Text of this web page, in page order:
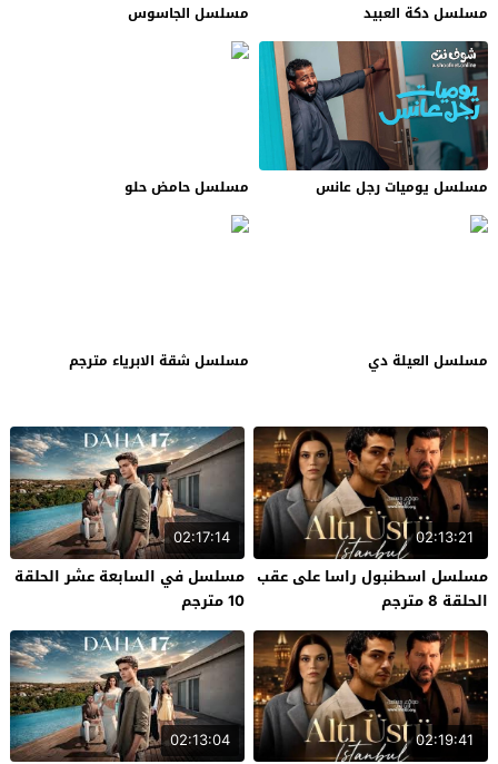
مسلسل دكة العبيد مسلسل الجاسوس
مسلسل يوميات رجل عانس مسلسل حامض حلو
مسلسل العيلة دي مسلسل شقة الابرياء مترجم
02:13:21
مسلسل اسطنبول راسا على عقب
الحلقة 8 مترجم
02:17:14
مسلسل في السابعة عشر الحلقة
10 مترجم
02:19:41
02:13:04